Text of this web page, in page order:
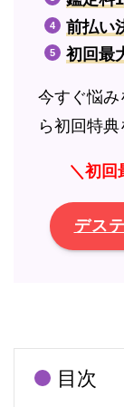
前払い
初回最
今すぐ悩
ら初回特典
＼初回
デス
目次